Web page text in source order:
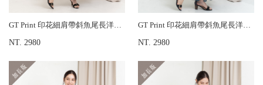
NT. 2980
GT Print 印花細肩帶斜魚尾長洋裝-加長版
NT. 2980